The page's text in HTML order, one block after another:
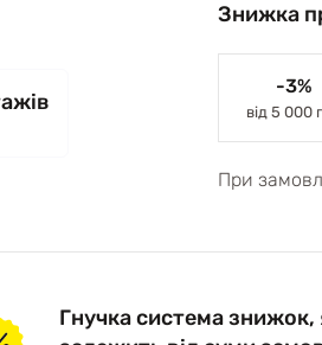
Знижка
-3%
від 5 000
При
Гнучка система знижок,